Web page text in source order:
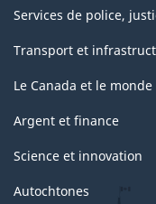
Services de police,
Transport et
Le Canada et le monde
Argent et finance
Science et innovation
Autochtones